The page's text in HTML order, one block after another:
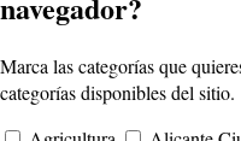
Marca las categorías que
categorías disponibles del sitio.